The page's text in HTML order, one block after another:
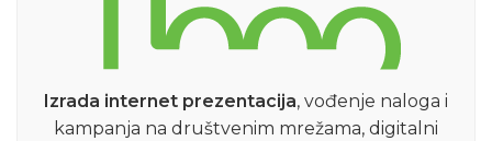
Izrada internet prezentacija, vođenje naloga i
kampanja na društvenim mrežama, digitalni